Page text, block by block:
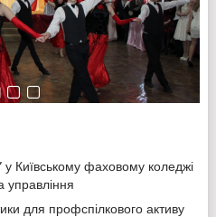
у Київському фаховому коледжі
управління
для профспілкового активу